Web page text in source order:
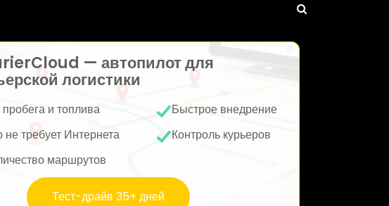
— автопилот для
логистики
и топлива
Быстрое внедрение
не требует Интернета
Контроль курьеров
маршрутов
Тест-драйв 35+ дней